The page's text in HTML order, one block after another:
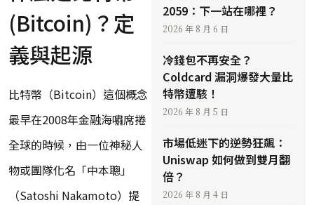
(Bitcoin)？定
義與起源
比特幣（Bitcoin）這個概念
最早在2008年金融海嘯席捲
全球的時候，由一位神秘人
物或團隊化名「中本聰」
（Satoshi Nakamoto）提
2059：下一站在哪裡？
2026 年 8 月 6 日
冷錢包不再安全？
Coldcard 漏洞爆發大量比
特幣遭駭！
2026 年 8 月 5 日
市場低迷下的逆勢狂飆：
Uniswap 如何做到雙月翻
倍？
2026 年 8 月 4 日